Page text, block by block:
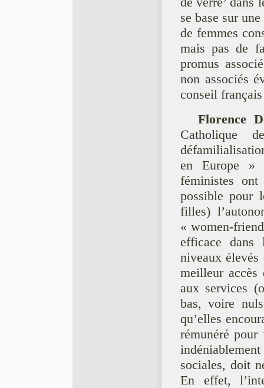
se base sur
de femmes
mais pas de
promus
non associés
conseil
Florence
en Europe »
féministes
possible pour
filles)
« women-
efficace
niveaux
meilleur
aux services
bas, voire
qu’elles
rémunéré
sociales, doit
En effet,